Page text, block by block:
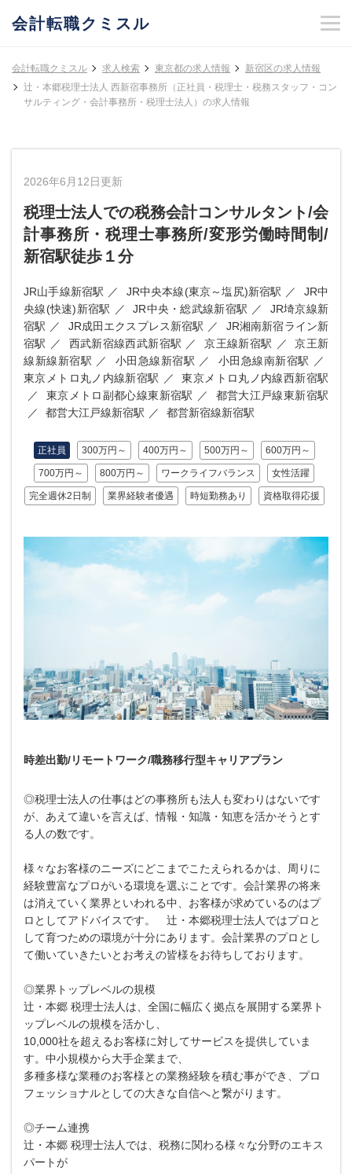
会計転職クミスル
会計転職クミスル 求人検索 東京都の求人情報
新宿区の求人情報
辻・本郷税理士法人 西新宿事務所（正社員・税理士・税務スタッフ・コン
サルティング・会計事務所・税理士法人）の求人情報
2026年6月12日更新
税理士法人での税務会計コンサルタント/会
計事務所・税理士事務所/変形労働時間制/
新宿駅徒歩１分
JR山手線新宿駅 JR中央本線(東京～塩尻)新宿駅
JR中
央線(快速)新宿駅
JR中央・総武線新宿駅
JR埼京線新
宿駅
JR成田エクスプレス新宿駅
JR湘南新宿ライン新
宿駅
西武新宿線西武新宿駅 京王線新宿駅
京王新
線新線新宿駅
小田急線新宿駅
小田急線南新宿駅
東京メトロ丸ノ内線新宿駅
東京メトロ丸ノ内線西新宿駅
東京メトロ副都心線東新宿駅
都営大江戸線東新宿駅
都営大江戸線新宿駅
都営新宿線新宿駅
正社員 300万円～ 400万円～ 500万円～ 600万円～
700万円～ 800万円～ ワークライフバランス 女性活躍
完全週休2日制 業界経験者優遇 時短勤務あり 資格取得応援
時差出勤/リモートワーク/職務移行型キャリアプラン
◎税理士法人の仕事はどの事務所も法人も変わりはないです
が、あえて違いを言えば、情報・知識・知恵を活かそうとす
る人の数です。
様々なお客様のニーズにどこまでこたえられるかは、周りに
経験豊富なプロがいる環境を選ぶことです。会計業界の将来
は消えていく業界といわれる中、お客様が求めているのはプ
ロとしてアドバイスです。 辻・本郷税理士法人ではプロと
して育つための環境が十分にあります。会計業界のプロとし
て働いていきたいとお考えの皆様をお待ちしております。
◎業界トップレベルの規模
辻・本郷 税理士法人は、全国に幅広く拠点を展開する業界ト
ップレベルの規模を活かし、
10,000社を超えるお客様に対してサービスを提供していま
す。中小規模から大手企業まで、
多種多様な業種のお客様との業務経験を積む事ができ、プロ
フェッショナルとしての大きな自信へと繋がります。
◎チーム連携
辻・本郷 税理士法人では、税務に関わる様々な分野のエキス
パートが